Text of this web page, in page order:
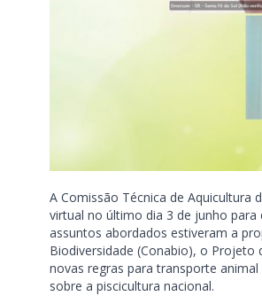
A Comissão Técnica de Aquicultura
virtual no último dia 3 de junho
assuntos abordados estiveram a
Biodiversidade (Conabio), o Projeto
novas regras para transporte
sobre a piscicultura nacional.